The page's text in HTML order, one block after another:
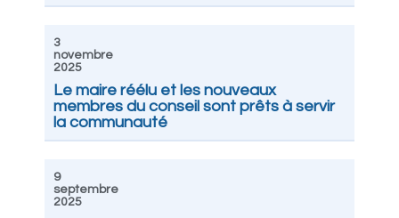
3
novembre
2025
Le maire réélu et les nouveaux
membres du conseil sont prêts à servir
la communauté
9
septembre
2025